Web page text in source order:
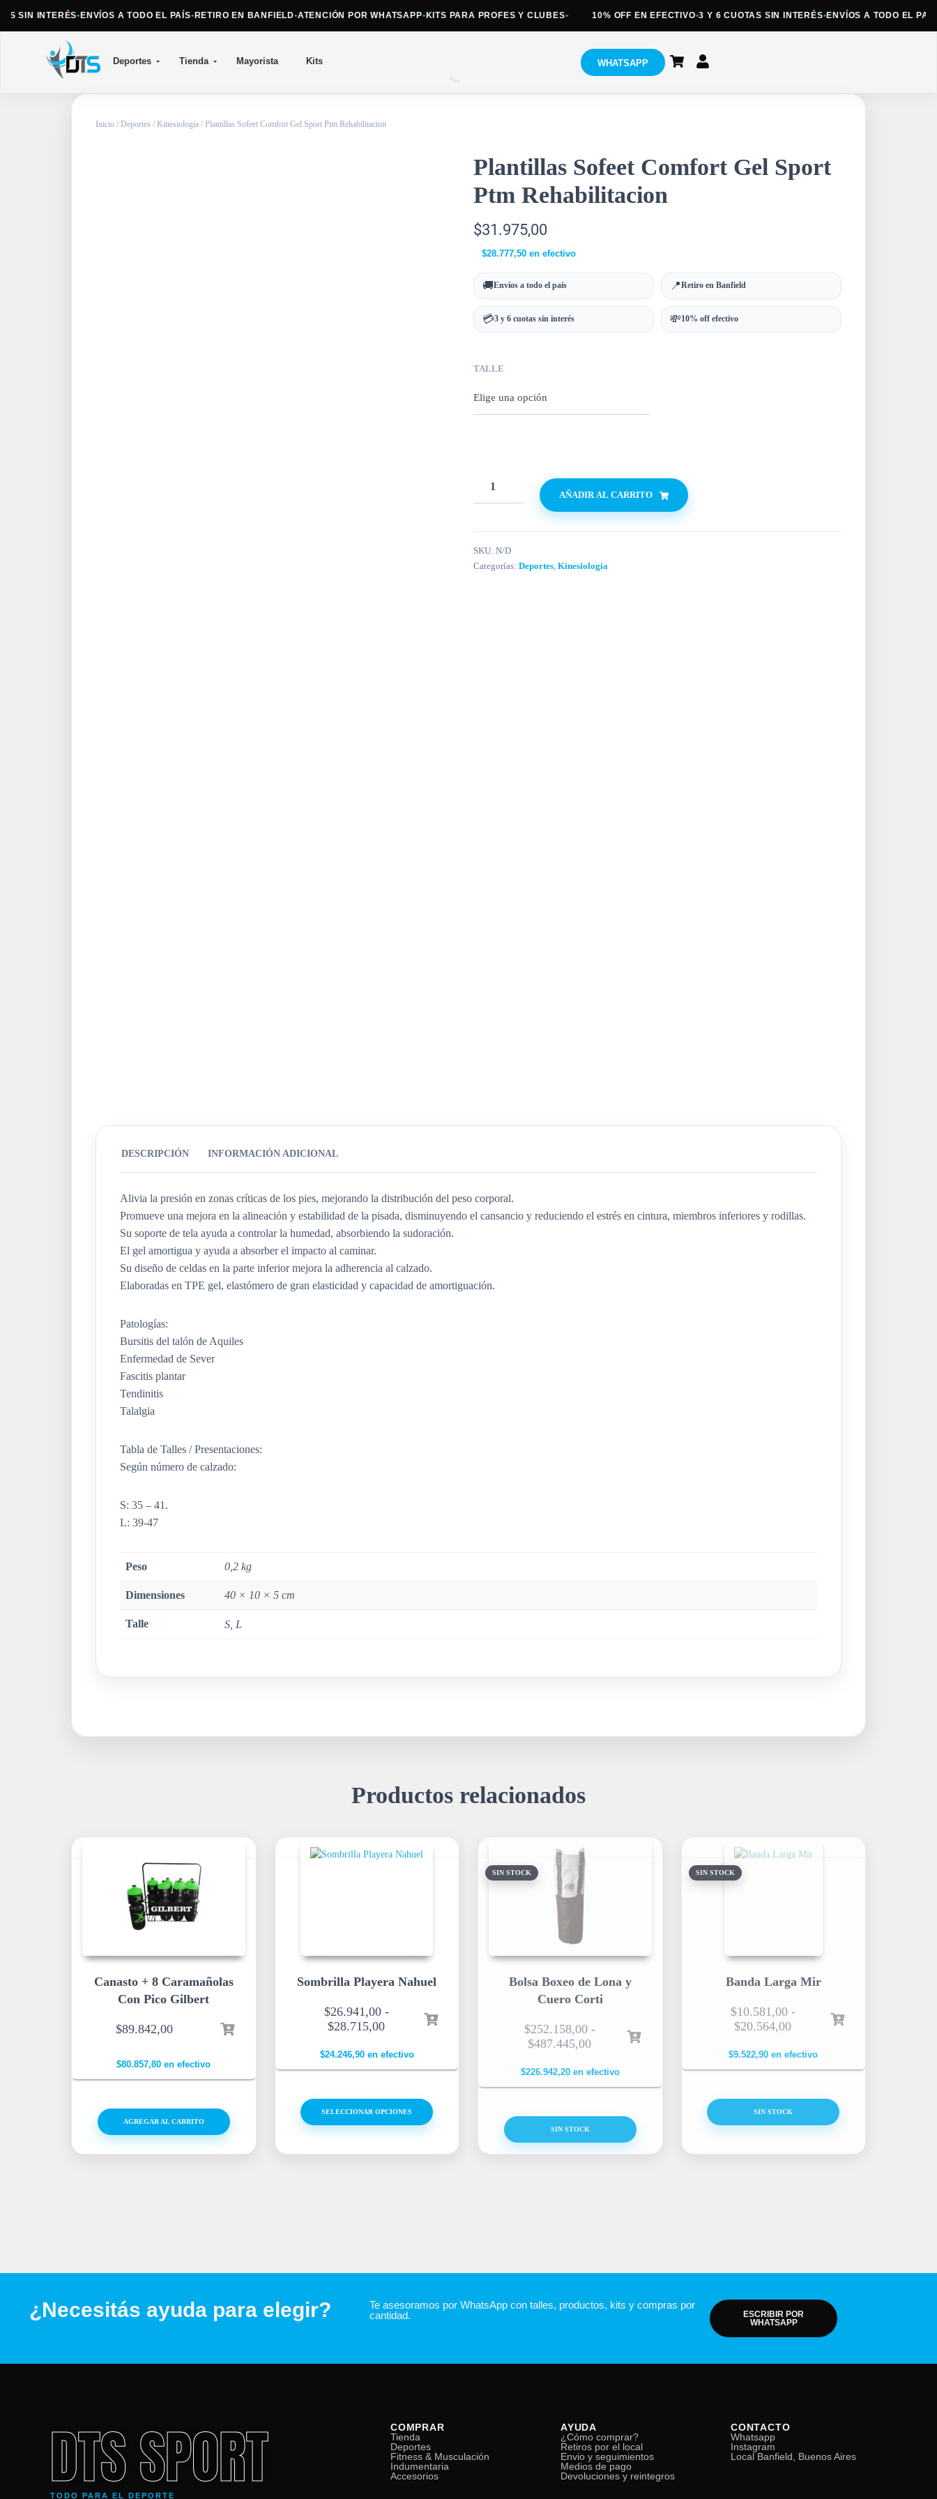
INTERÉS •ENVÍOS A TODO EL PAÍS•RETIRO EN BANFIELD •ATENCIÓN POR WHATSAPP•KITS PARA PROFES Y CLUBES • 10% OFF EN EFECTIVO•3 Y 6 CUOTAS SIN INTERÉS •ENVÍOS A TODO EL PAÍS•
Deportes Tienda Mayorista Kits WHATSAPP
Inicio / Deportes / Kinesiología / Plantillas Sofeet Comfort Gel Sport Ptm Rehabilitacion
Plantillas Sofeet Comfort Gel Sport
Ptm Rehabilitacion
$31.975,00
$28.777,50en efectivo
🚚Envíos a todo el país 📍Retiro en Banfield
💳3 y 6 cuotas sin interés 💸10% off efectivo
TALLE
AÑADIR AL CARRITO
SKU: N/D
Categorías: Deportes, Kinesiología
DESCRIPCIÓN INFORMACIÓN ADICIONAL
Alivia la presión en zonas críticas de los pies, mejorando la distribución del peso corporal.
Promueve una mejora en la alineación y estabilidad de la pisada, disminuyendo el cansancio y reduciendo el estrés en cintura, miembros inferiores y rodillas.
Su soporte de tela ayuda a controlar la humedad, absorbiendo la sudoración.
El gel amortigua y ayuda a absorber el impacto al caminar.
Su diseño de celdas en la parte inferior mejora la adherencia al calzado.
Elaboradas en TPE gel, elastómero de gran elasticidad y capacidad de amortiguación.
Patologías:
Bursitis del talón de Aquiles
Enfermedad de Sever
Fascitis plantar
Tendinitis
Talalgia
Tabla de Talles / Presentaciones:
Según número de calzado:
S: 35 – 41.
L: 39-47
Peso 0,2 kg
Dimensiones 40 × 10 × 5 cm
Talle S, L
Productos relacionados
Canasto + 8 Caramañolas
Con Pico Gilbert
$89.842,00
$80.857,80 en efectivo
AGREGAR AL CARRITO
SIN STOCK
Bolsa Boxeo de Lona y
Cuero Corti
$252.158,00 -
$487.445,00
$226.942,20en efectivo
SIN STOCK
SIN STOCK
Banda Larga Mir
$10.581,00 -
$20.564,00
$9.522,90 en efectivo
SIN STOCK
Sombrilla Playera Nahuel
$26.941,00 -
$28.715,00
$24.246,90en efectivo
SELECCIONAR OPCIONES
¿Necesitás ayuda para elegir?
Te asesoramos por WhatsApp con talles, productos, kits y compras por
cantidad.
ESCRIBIR POR
WHATSAPP
DTS SPORT
TODO PARA EL DEPORTE
COMPRAR
Tienda
Deportes
Fitness & Musculación
Indumentaria
Accesorios
AYUDA
¿Cómo comprar?
Retiros por el local
Envio y seguimientos
Medios de pago
Devoluciones y reintegros
CONTACTO
Whatsapp
Instagram
Local Banfield, Buenos Aires